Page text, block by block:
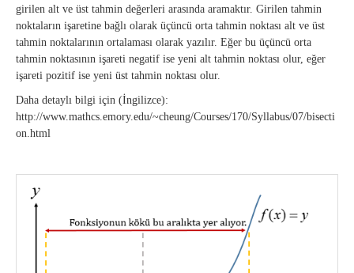
girilen alt ve üst tahmin değerleri arasında aramaktır. Girilen tahmin
noktaların işaretine bağlı olarak üçüncü orta tahmin noktası alt ve üst
tahmin noktalarının ortalaması olarak yazılır. Eğer bu üçüncü orta
tahmin noktasının işareti negatif ise yeni alt tahmin noktası olur, eğer
işareti pozitif ise yeni üst tahmin noktası olur.
Daha detaylı bilgi için (İngilizce):
http://www.mathcs.emory.edu/~cheung/Courses/170/Syllabus/07/bisecti
on.html